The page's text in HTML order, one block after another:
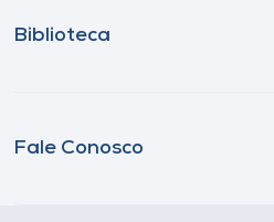
Biblioteca
Fale Conosco